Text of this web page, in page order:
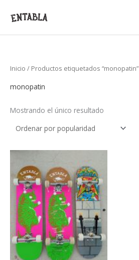
Inicio / Productos etiquetados “monopatin”
monopatin
Mostrando el único resultado